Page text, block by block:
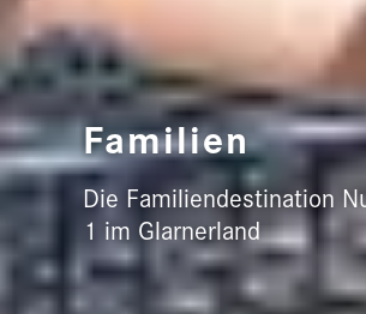
Familien
Die Familiendestination
1 im Glarnerland